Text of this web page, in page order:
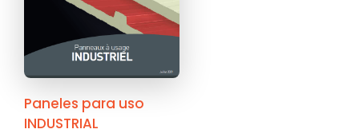
Paneles para uso
INDUSTRIAL